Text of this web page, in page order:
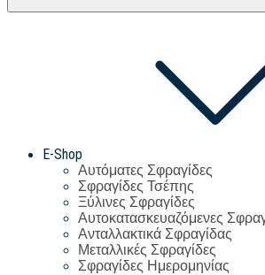
E-Shop
Αυτόματες Σφραγίδες
Σφραγίδες Τσέπης
Ξύλινες Σφραγίδες
Αυτοκατασκευαζόμενες
Ανταλλακτικά Σφραγίδας
Μεταλλικές Σφραγίδες
Σφραγίδες Ημερομηνίας